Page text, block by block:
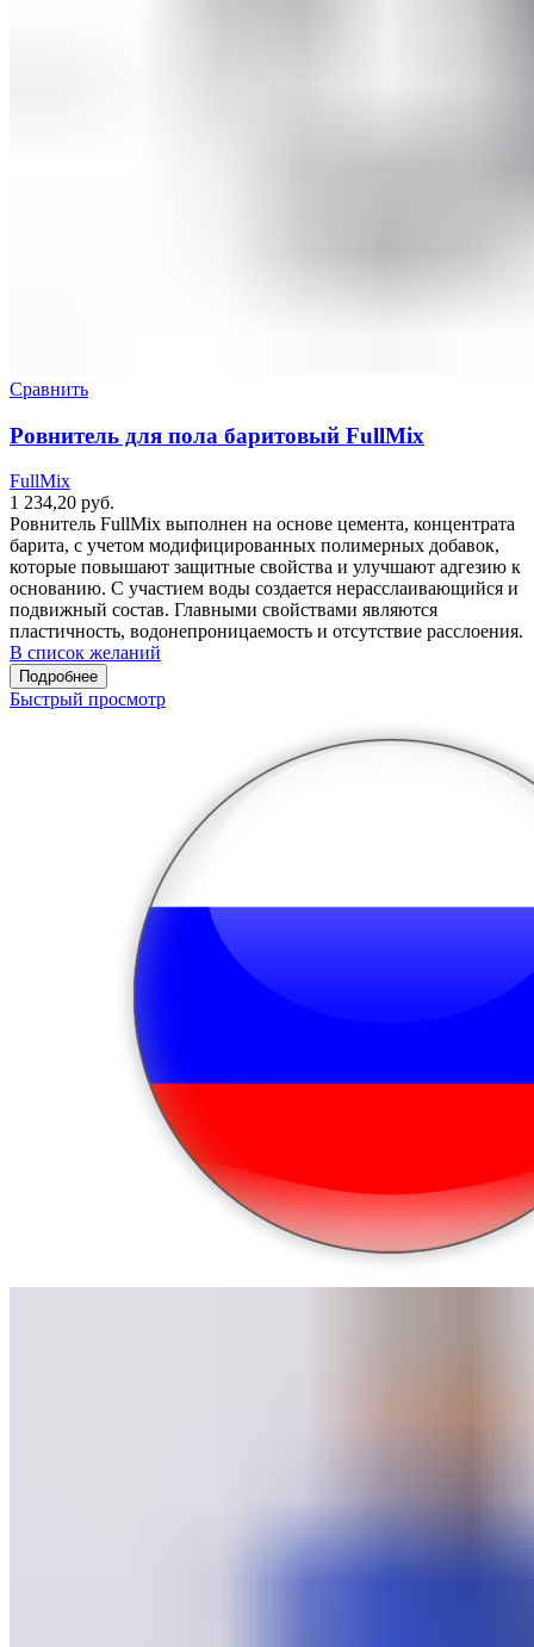
Сравнить
Ровнитель для пола баритовый FullMix
FullMix
1 234,20 руб.
Ровнитель FullMix выполнен на основе цемента, концентрата
барита, с учетом модифицированных полимерных добавок,
которые повышают защитные свойства и улучшают адгезию к
основанию. С участием воды создается нерасслаивающийся и
подвижный состав. Главными свойствами являются
пластичность, водонепроницаемость и отсутствие расслоения.
В список желаний
Подробнее
Быстрый просмотр